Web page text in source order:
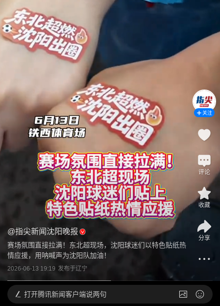
@指尖新闻沈阳晚报
赛场氛围直接拉满！东北超现场，沈阳球迷们以特色贴纸热
情应援，用呐喊声为沈阳队加油！
2026-06-13 19:19 发布于辽宁
关注
评论
收藏
分享
打开腾讯新闻客户端说两句